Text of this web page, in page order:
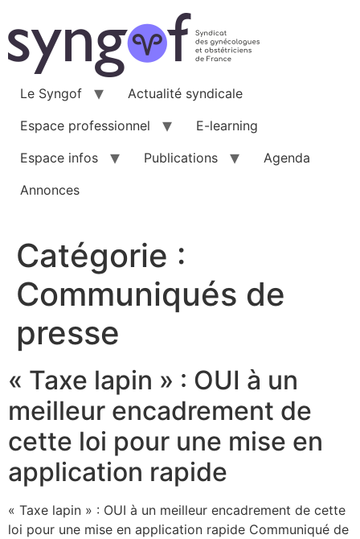
au
contenu
Le Syngof
Actualité syndicale
Espace professionnel
E-learning
Espace infos
Publications
Agenda
Annonces
Catégorie :
Communiqués de
presse
« Taxe lapin » : OUI à un
meilleur encadrement de
cette loi pour une mise en
application rapide
« Taxe lapin » : OUI à un meilleur encadrement de cette
loi pour une mise en application rapide Communiqué de